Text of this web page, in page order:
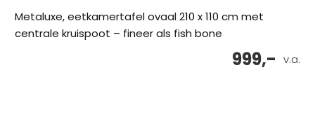
Metaluxe, eetkamertafel ovaal 210 x 110 cm met
centrale kruispoot – fineer als fish bone
v.a.
999,-